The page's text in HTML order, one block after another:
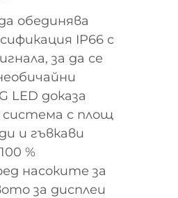
обединява
IP66 с
за да се
LED доказа
с площ
и гъвкави
%
насоките за
за дисплеи